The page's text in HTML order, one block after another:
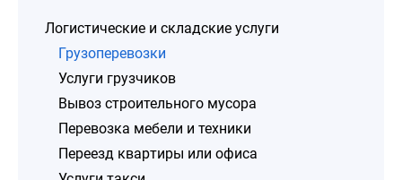
Логистические и складские услуги
Грузоперевозки
Услуги грузчиков
Вывоз строительного мусора
Перевозка мебели и техники
Переезд квартиры или офиса